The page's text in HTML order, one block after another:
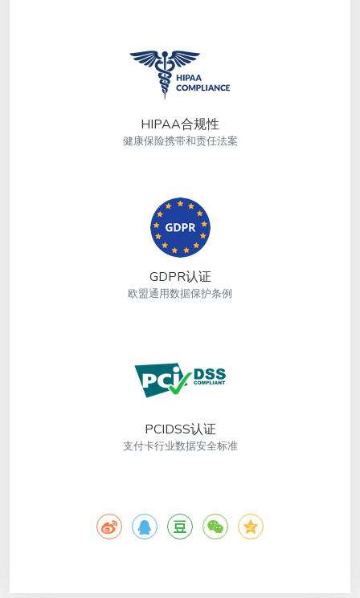
HIPAA合规性
健康保险携带和责任法案
GDPR认证
欧盟通用数据保护条例
PCIDSS认证
支付卡行业数据安全标准